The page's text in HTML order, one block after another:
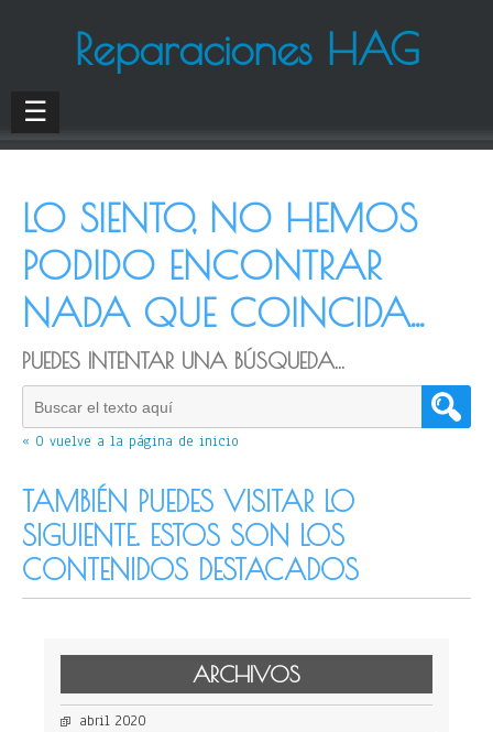
Reparaciones HAG
☰
LO SIENTO, NO HEMOS
PODIDO ENCONTRAR
NADA QUE COINCIDA...
PUEDES INTENTAR UNA BÚSQUEDA...
« O vuelve a la página de inicio
TAMBIÉN PUEDES VISITAR LO
SIGUIENTE. ESTOS SON LOS
CONTENIDOS DESTACADOS
ARCHIVOS
abril 2020